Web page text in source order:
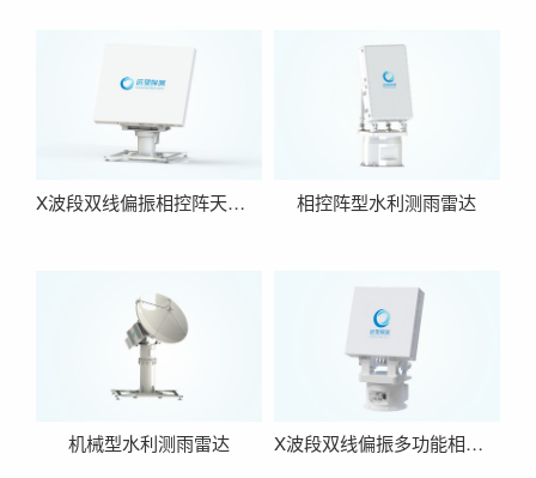
X波段双线偏振相控阵天气雷达 相控阵型水利测雨雷达
机械型水利测雨雷达 X波段双线偏振多功能相控阵雷达